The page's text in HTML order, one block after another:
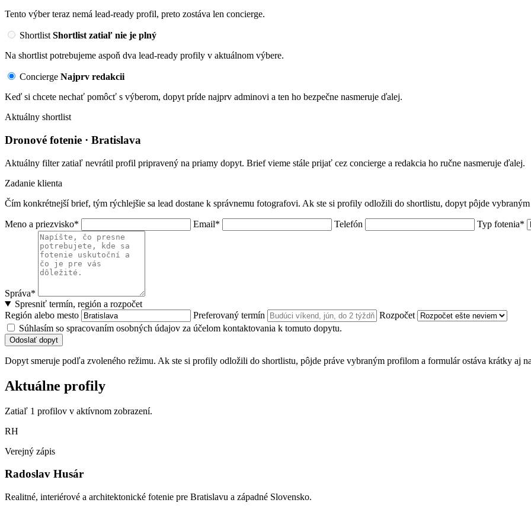
Tento výber teraz nemá lead-ready profil, preto zostáva len concierge.
Shortlist Shortlist zatiaľ nie je plný
Na shortlist potrebujeme aspoň dva lead-ready profily v aktuálnom výbere.
Concierge Najprv redakcii
Keď si chcete nechať pomôcť s výberom, dopyt príde najprv adminovi a ten ho bezpečne nasmeruje ďalej.
Aktuálny shortlist
Dronové fotenie · Bratislava
Aktuálny filter zatiaľ nevrátil profil pripravený na priamy dopyt. Brief vieme stále prijať cez concierge a redakcia ho ručne nasmeruje ďalej.
Zadanie klienta
Čím konkrétnejší brief, tým rýchlejšie sa lead dostane k správnemu fotografovi. Ak ste si profily odložili do shortlistu, dopyt pôjde
Meno a priezvisko* Email* Telefón Typ fotenia*
Správa*
Spresniť termín, región a rozpočet
Región alebo mesto
Preferovaný termín
Rozpočet
Súhlasím so spracovaním osobných údajov za účelom kontaktovania k tomuto dopytu.
Odoslať dopyt
Dopyt smeruje podľa zvoleného režimu. Ak ste si profily odložili do shortlistu, pôjde práve vybraným profilom a formulár ostáva krátky aj
Aktuálne profily
Zatiaľ 1 profilov v aktívnom zobrazení.
RH
Verejný zápis
Radoslav Husár
Realitné, interiérové a architektonické fotenie pre Bratislavu a západné Slovensko.